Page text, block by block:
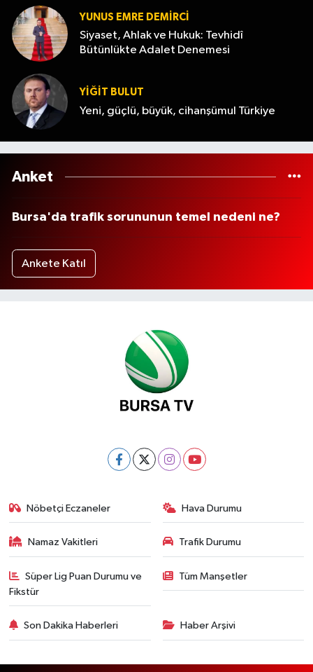
YUNUS EMRE DEMIRCI
Siyaset, Ahlak ve Hukuk: Tevhidî
Bütünlükte Adalet Denemesi
YİĞİT BULUT
Yeni, güçlü, büyük, cihanşümul Türkiye
Anket
Bursa'da trafik sorununun temel nedeni ne?
Ankete Katıl
Nöbetçi Eczaneler Hava Durumu
Namaz Vakitleri Trafik Durumu
Süper Lig Puan Durumu ve
Fikstür
Tüm Manşetler
Son Dakika Haberleri Haber Arşivi